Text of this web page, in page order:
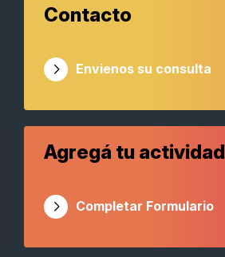
Contacto
Envienos su consulta
Agregá tu actividad
Completar Formulario